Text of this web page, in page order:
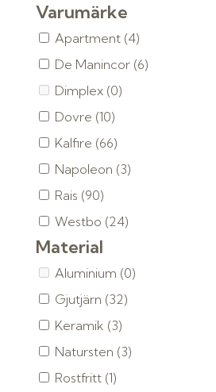
Varumärke
Apartment (4)
De Manincor (6)
Dimplex (0)
Dovre (10)
Kalfire (66)
Napoleon (3)
Rais (90)
Westbo (24)
Material
Aluminium (0)
Gjutjärn (32)
Keramik (3)
Natursten (3)
Rostfritt (1)